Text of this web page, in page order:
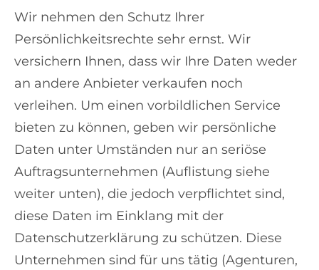
Wir nehmen den Schutz Ihrer
Persönlichkeitsrechte sehr ernst. Wir
versichern Ihnen, dass wir Ihre Daten weder
an andere Anbieter verkaufen noch
verleihen. Um einen vorbildlichen Service
bieten zu können, geben wir persönliche
Daten unter Umständen nur an seriöse
Auftragsunternehmen (Auflistung siehe
weiter unten), die jedoch verpflichtet sind,
diese Daten im Einklang mit der
Datenschutzerklärung zu schützen. Diese
Unternehmen sind für uns tätig (Agenturen,